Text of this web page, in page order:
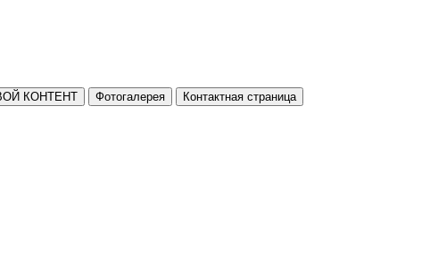
КОНТЕНТ Фотогалерея Контактная страница